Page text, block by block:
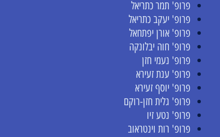
פרופ' תמר כתריאל
פרופ' יעקב כתריאל
פרופ' אורן יפתחאל
פרופ' חוה יבלונקה
פרופ' נעמי חזן
פרופ' ענת זעירא
פרופ' יוסף זעירא
פרופ' גלית חזן-רוקם
פרופ' נטע זיו
פרופ' רות וינטראוב